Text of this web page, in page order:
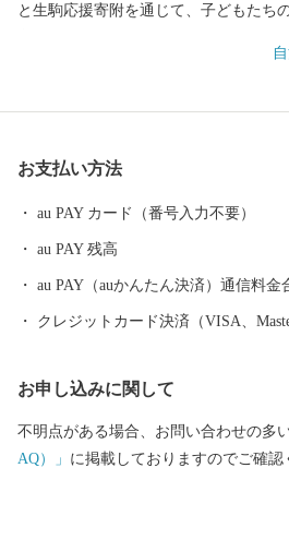
と生駒応援寄附を通じて、子どもたち
お支払い方法
au PAY カード（番号入力不要）
au PAY 残高
au PAY（auかんたん決済）通信料金
クレジットカード決済（VISA、
お申し込みに関して
不明点がある場合、お問い合わせの多
AQ）」 に掲載しておりますのでご確認